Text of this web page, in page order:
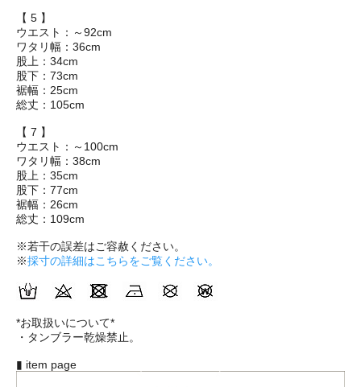
【 5 】
ウエスト：～92cm
ワタリ幅：36cm
股上：34cm
股下：73cm
裾幅：25cm
総丈：105cm
【 7 】
ウエスト：～100cm
ワタリ幅：38cm
股上：35cm
股下：77cm
裾幅：26cm
総丈：109cm
※若干の誤差はご容赦ください。
※採寸の詳細はこちらをご覧ください。
*お取扱いについて*
・タンブラー乾燥禁止。
▮ item page